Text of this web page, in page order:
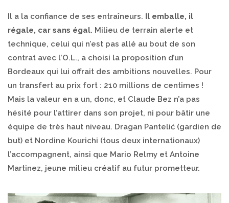
Il a la confiance de ses entraîneurs. Il emballe, il
régale, car sans égal. Milieu de terrain alerte et
technique, celui qui n’est pas allé au bout de son
contrat avec l’O.L., a choisi la proposition d’un
Bordeaux qui lui offrait des ambitions nouvelles. Pour
un transfert au prix fort : 210 millions de centimes !
Mais la valeur en a un, donc, et Claude Bez n’a pas
hésité pour l’attirer dans son projet, ni pour bâtir une
équipe de très haut niveau. Dragan Pantelić (gardien de
but) et Nordine Kourichi (tous deux internationaux)
l’accompagnent, ainsi que Mario Relmy et Antoine
Martinez, jeune milieu créatif au futur prometteur.